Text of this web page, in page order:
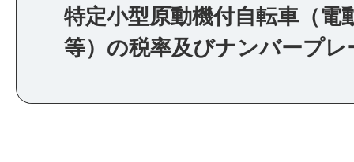
特定小型原動機付自転車（電
等）の税率及びナンバープ